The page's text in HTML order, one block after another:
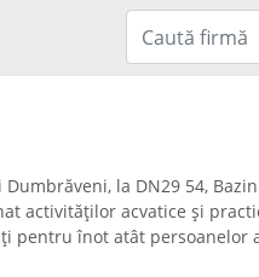
la DN29 54,
activităților acvatice și
pentru înot atât persoanelor